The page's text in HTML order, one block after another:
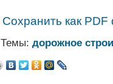
Сохранить как
Темы: дорожное